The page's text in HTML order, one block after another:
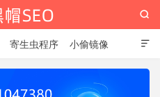

寄生虫程序 小偷镜像
养站 免费工具 相关新闻
